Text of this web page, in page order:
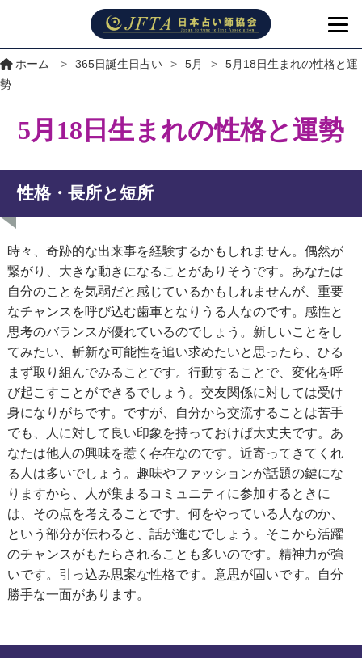
ホーム > 365日誕生日占い > 5月 >
5月18日生まれの性格と運
勢
5月18日生まれの性格と運勢
性格・長所と短所
時々、奇跡的な出来事を経験するかもしれません。偶然が
繋がり、大きな動きになることがありそうです。あなたは
自分のことを気弱だと感じているかもしれませんが、重要
なチャンスを呼び込む歯車となりうる人なのです。感性と
思考のバランスが優れているのでしょう。新しいことをし
てみたい、斬新な可能性を追い求めたいと思ったら、ひる
まず取り組んでみることです。行動することで、変化を呼
び起こすことができるでしょう。交友関係に対しては受け
身になりがちです。ですが、自分から交流することは苦手
でも、人に対して良い印象を持っておけば大丈夫です。あ
なたは他人の興味を惹く存在なのです。近寄ってきてくれ
る人は多いでしょう。趣味やファッションが話題の鍵にな
りますから、人が集まるコミュニティに参加するときに
は、その点を考えることです。何をやっている人なのか、
という部分が伝わると、話が進むでしょう。そこから活躍
のチャンスがもたらされることも多いのです。精神力が強
いです。引っ込み思案な性格です。意思が固いです。自分
勝手な一面があります。